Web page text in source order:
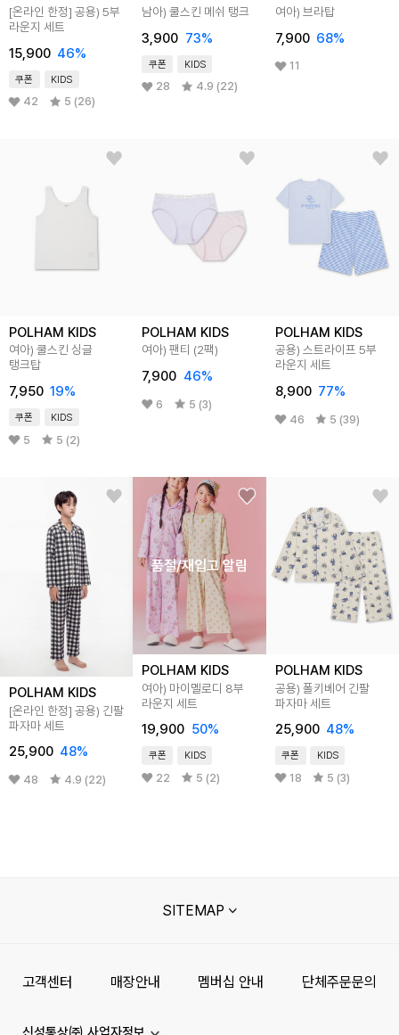
[온라인 한정] 공용) 5부
라운지 세트
15,900 46%
쿠폰 KIDS
42 5 (26)
남아) 쿨스킨 메쉬 탱크
3,900 73%
쿠폰 KIDS
28 4.9 (22)
여아) 브라탑
7,900 68%
11
POLHAM KIDS
여아) 쿨스킨 싱글
탱크탑
7,950 19%
쿠폰 KIDS
5 5 (2)
POLHAM KIDS
여아) 팬티 (2팩)
7,900 46%
6 5 (3)
POLHAM KIDS
공용) 스트라이프 5부
라운지 세트
8,900 77%
46 5 (39)
POLHAM KIDS
[온라인 한정] 공용) 긴팔
파자마 세트
25,900 48%
48 4.9 (22)
품절/재입고 알림
POLHAM KIDS
여아) 마이멜로디 8부
라운지 세트
19,900 50%
쿠폰 KIDS
22 5 (2)
POLHAM KIDS
공용) 폴키베어 긴팔
파자마 세트
25,900 48%
쿠폰 KIDS
18 5 (3)
SITEMAP
고객센터 매장안내 멤버십 안내 단체주문문의